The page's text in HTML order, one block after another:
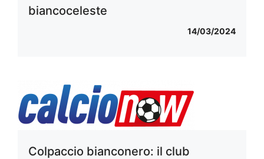
biancoceleste
14/03/2024
Colpaccio bianconero: il club